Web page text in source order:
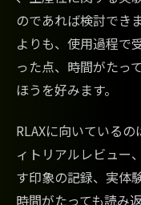
のであれば検討でき
よりも、使用過程で
った点、時間がたっ
ほうを好みます。
RLAXに向いている
ィトリアルレビュー
す印象の記録、実体
時間がたっても読み